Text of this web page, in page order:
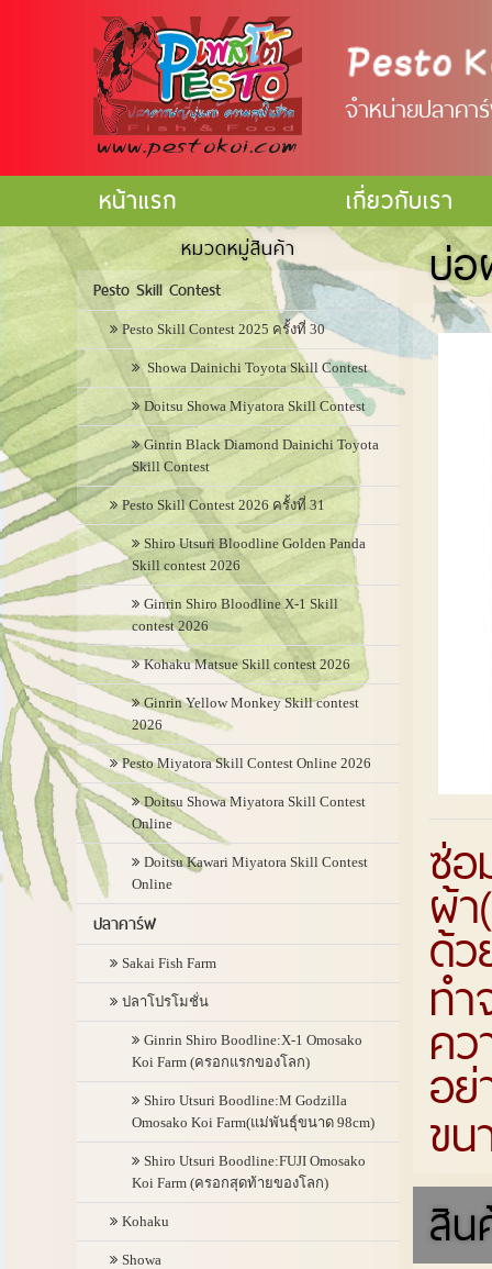
จำหน่ายปลาค
หน้าแรก เกี่ยวกับเรา
หมวดหมู่สินค้า
Pesto Skill Contest
Pesto Skill Contest 2025 ครั้งที่ 30
Showa Dainichi Toyota Skill Contest
Doitsu Showa Miyatora Skill Contest
Ginrin Black Diamond Dainichi Toyota
Skill Contest
Pesto Skill Contest 2026 ครั้งที่ 31
Shiro Utsuri Bloodline Golden Panda
Skill contest 2026
Ginrin Shiro Bloodline X-1 Skill
contest 2026
Kohaku Matsue Skill contest 2026
Ginrin Yellow Monkey Skill contest
2026
Pesto Miyatora Skill Contest Online 2026
Doitsu Showa Miyatora Skill Contest
Online
Doitsu Kawari Miyatora Skill Contest
Online
ปลาคาร์ฟ
Sakai Fish Farm
ปลาโปรโมชั่น
Ginrin Shiro Boodline:X-1 Omosako
Koi Farm (ครอกแรกของโลก)
Shiro Utsuri Boodline:M Godzilla
Omosako Koi Farm(แม่พันธุ์ขนาด 98cm)
Shiro Utsuri Boodline:FUJI Omosako
Koi Farm (ครอกสุดท้ายของโลก)
Kohaku
Showa
บ่อ
ซ่อ
ผ้
ด้ว
ท
ค
อ
ขน
สิน